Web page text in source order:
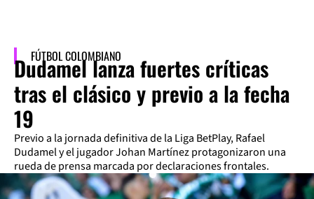
FÚTBOL COLOMBIANO
Dudamel lanza fuertes críticas
tras el clásico y previo a la fecha
19
Previo a la jornada definitiva de la Liga BetPlay, Rafael
Dudamel y el jugador Johan Martínez protagonizaron una
rueda de prensa marcada por declaraciones frontales.